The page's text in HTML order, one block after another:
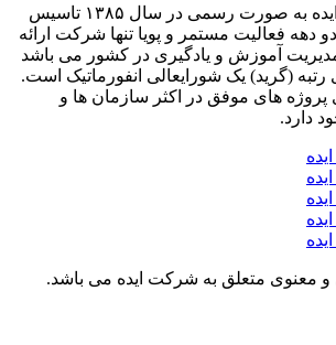
مجموعه دانش بنیان ایده به صورت رسمی در سال ۱۳۸۵ تاسیس
مستمر و پویا تنها شرکت ارائه
و یادگیری در کشور می باشد
یک شورایعالی انفورماتیک است.
موفق در اکثر سازمان ها و
به شرکت ایده می باشد.